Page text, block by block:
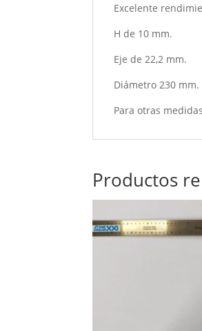
Excelente
H de 10 mm.
Eje de 22,2 mm.
Diámetro 230 mm.
Para otras
Productos